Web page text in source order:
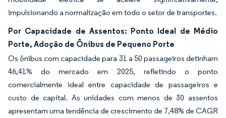
impulsionando a normalização em todo o setor de transportes.
Por Capacidade de Assentos: Ponto Ideal de Médio
Porte, Adoção de Ônibus de Pequeno Porte
Os ônibus com capacidade para 31 a 50 passageiros detinham
46,41% do mercado em 2025, refletindo o ponto
comercialmente ideal entre capacidade de passageiros e
custo de capital. As unidades com menos de 30 assentos
apresentam uma tendência de crescimento de 7,48% de CAGR